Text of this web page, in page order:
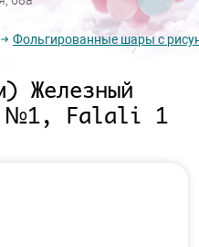
Фольгированные шары с
Железный
№1, Falali 1